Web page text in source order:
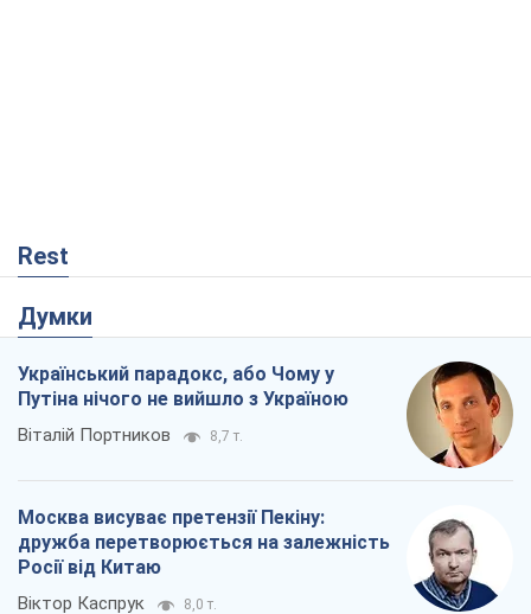
Rest
Думки
Український парадокс, або Чому у
Путіна нічого не вийшло з Україною
Віталій Портников 8,7 т.
Москва висуває претензії Пекіну:
дружба перетворюється на залежність
Росії від Китаю
Віктор Каспрук 8,0 т.